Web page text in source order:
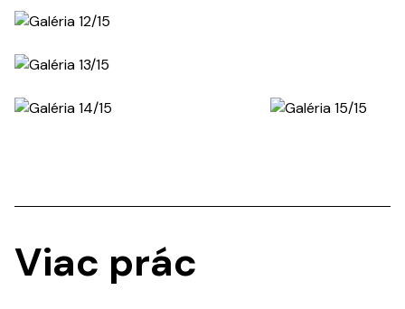
Viac prác